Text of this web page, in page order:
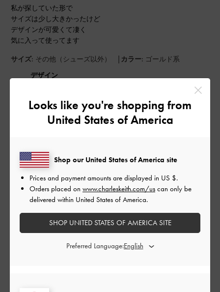
私が探していた形で
サイズは少し大きかったけど
デザインが可愛くて凄く
気に入って使ってます
サイズ: その他（シューズ以外） | カラー: ゴールド系
デザイン
もっと見る
このレビューは役に立ちましたか？
ご利用者様
Looks like you're shopping from
United States of America
Shop our United States of America site
Prices and payment amounts are displayed in US $.
Orders placed on www.charleskeith.com/us can only be
delivered within United States of America.
SHOP UNITED STATES OF AMERICA SITE
Preferred Language: